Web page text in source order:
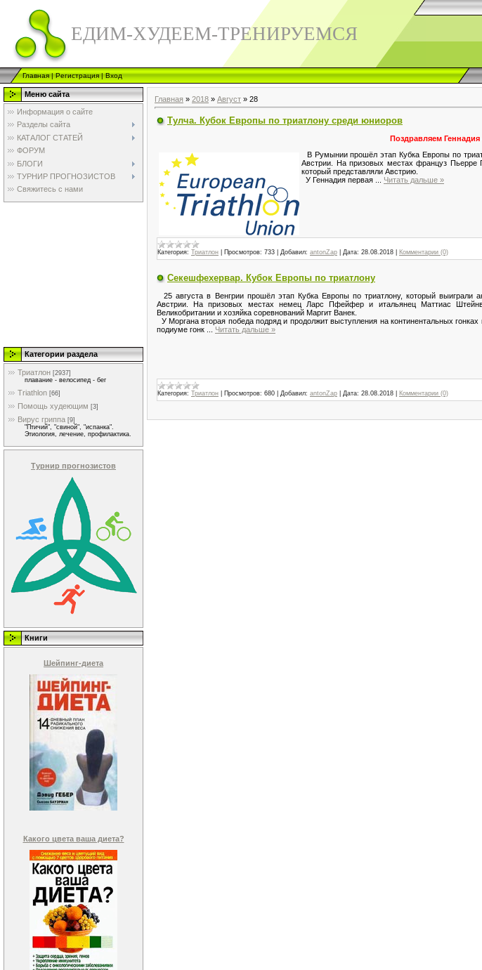
ЕДИМ-ХУДЕЕМ-ТРЕНИРУЕМСЯ
Главная|Регистрация|Вход
Меню сайта
Информация о сайте
Разделы сайта
КАТАЛОГ СТАТЕЙ
ФОРУМ
БЛОГИ
ТУРНИР ПРОГНОЗИСТОВ
Свяжитесь с нами
Категории раздела
Триатлон [2937]
плавание - велосипед - бег
Triathlon [66]
Помощь худеющим [3]
Вирус гриппа [9]
"Птичий", "свиной", "испанка".
Этиология, лечение, профилактика.
Турнир прогнозистов
Книги
Шейпинг-диета
Какого цвета ваша диета?
Главная » 2018 » Август » 28
Тулча. Кубок Европы по триатлону среди юниоров
Поздравляем
В Румынии прошёл этап Кубка Европы по
Австрии. На призовых местах француз Пьерре
который представляли Австрию.
У Геннадия первая
Читать дальше »
Категория: Триатлон Просмотров: 733 Добавил: antonZap Дата: 28.08.2018 Комментарии (0)
Секешфехервар. Кубок Европы по триатлону
25 августа в Венгрии прошёл этап Кубка Европы по триатлону, который выиграли
Австрии. На призовых местах немец Ларс Пфейфер и итальянец Маттиас
Великобритании и хозяйка соревнований Маргит Ванек.
У Моргана вторая победа подряд и продолжит выступления на континентальных
подиуме гонк
Читать дальше »
Категория: Триатлон Просмотров: 680 Добавил: antonZap Дата: 28.08.2018 Комментарии (0)